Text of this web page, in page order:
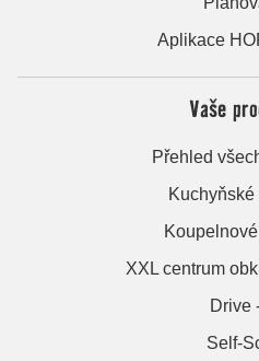
Aplikace
Vaše
Přehled
Kuchyňské
XXL centrum
Drive
Self-